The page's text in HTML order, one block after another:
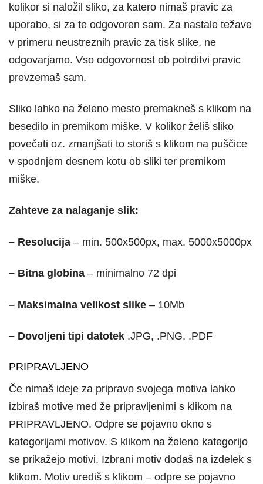
kolikor si naložil sliko, za katero nimaš pravic za
uporabo, si za te odgovoren sam. Za nastale težave
v primeru neustreznih pravic za tisk slike, ne
odgovarjamo. Vso odgovornost ob potrditvi pravic
prevzemaš sam.
Sliko lahko na želeno mesto premakneš s klikom na
besedilo in premikom miške. V kolikor želiš sliko
povečati oz. zmanjšati to storiš s klikom na puščice
v spodnjem desnem kotu ob sliki ter premikom
miške.
Zahteve za nalaganje slik:
– Resolucija – min. 500x500px, max. 5000x5000px
– Bitna globina – minimalno 72 dpi
– Maksimalna velikost slike – 10Mb
– Dovoljeni tipi datotek .JPG, .PNG, .PDF
PRIPRAVLJENO
Če nimaš ideje za pripravo svojega motiva lahko
izbiraš motive med že pripravljenimi s klikom na
PRIPRAVLJENO. Odpre se pojavno okno s
kategorijami motivov. S klikom na želeno kategorijo
se prikažejo motivi. Izbrani motiv dodaš na izdelek s
klikom. Motiv urediš s klikom – odpre se pojavno